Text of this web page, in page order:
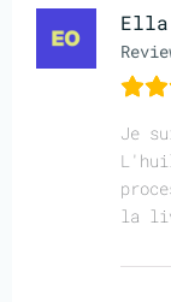
Ella
Je
la